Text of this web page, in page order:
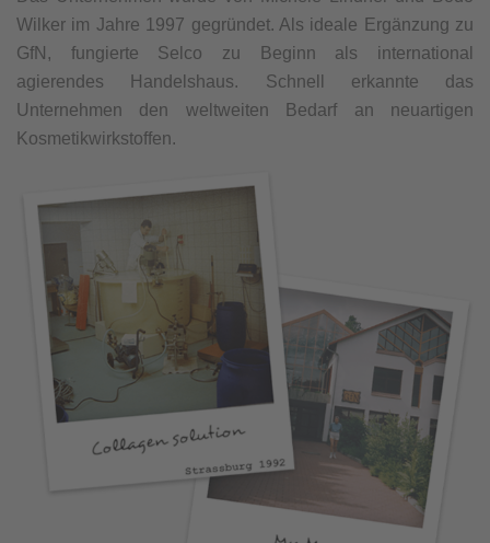
Wilker im Jahre 1997 gegründet. Als ideale Ergänzung zu
GfN, fungierte Selco zu Beginn als international
agierendes Handelshaus. Schnell erkannte das
Unternehmen den weltweiten Bedarf an neuartigen
Kosmetikwirkstoffen.